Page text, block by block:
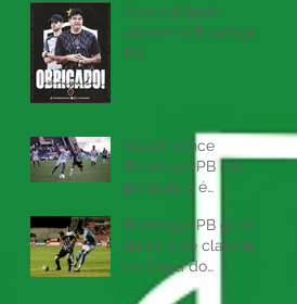
Alex e Moacir
deixam o Botafogo
PB
Sousa vence
Botafogo-PB nos
pênaltis e é
Botafogo-PB goleia
Bahia e se classifica
na Copa do
Nordeste